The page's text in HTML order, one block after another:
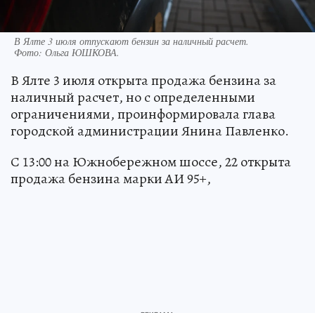
В Ялте 3 июля отпускают бензин за наличный расчет.
Фото: Ольга ЮШКОВА.
В Ялте 3 июля открыта продажа бензина за
наличный расчет, но с определенными
ограничениями, проинформировала глава
городской администрации Янина Павленко.
С 13:00 на Южнобережном шоссе, 22 открыта
продажа бензина марки АИ 95+,